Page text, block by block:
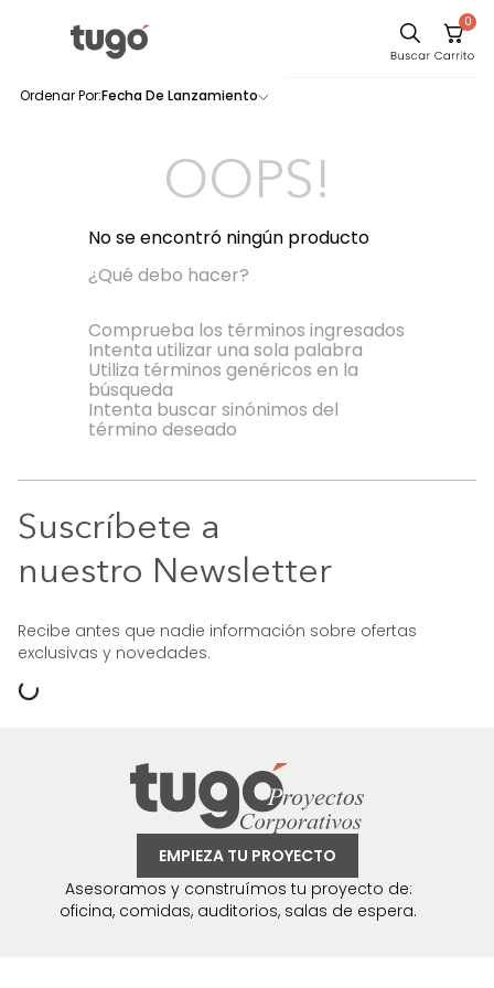
0
Fecha De Lanzamiento
0productos
OOPS!
No se encontró ningún producto
¿Qué debo hacer?
Comprueba los términos ingresados
Intenta utilizar una sola palabra
Utiliza términos genéricos en la
búsqueda
Intenta buscar sinónimos del
término deseado
Suscríbete a
nuestro Newsletter
Recibe antes que nadie información sobre ofertas
exclusivas y novedades.
EMPIEZA TU PROYECTO
Asesoramos y construímos tu proyecto de:
oficina, comidas, auditorios, salas de espera.
Cuadros
Sofa
Cama
Mesa Centro
Mesa Noche